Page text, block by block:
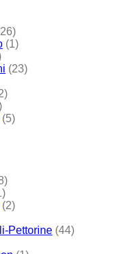
(1)
(23)
(5)
(2)
Pettorine (44)